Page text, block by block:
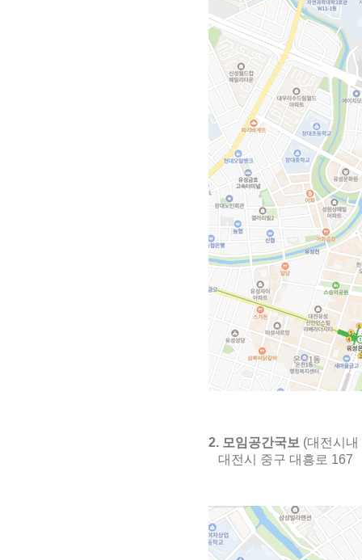
2. 모임공간국보 (대전시
대전시 중구 대흥로 167